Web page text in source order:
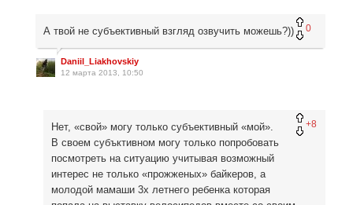
0
А твой не субъективный взгляд озвучить можешь?))
Daniil_Liakhovskiy
12 марта 2013, 10:50
+8
Нет, «свой» могу только субъективный «мой».
В своем субъктивном могу только попробовать
посмотреть на ситуацию учитывая возможный
интерес не только «прожженых» байкеров, а
молодой мамаши 3х летнего ребенка которая